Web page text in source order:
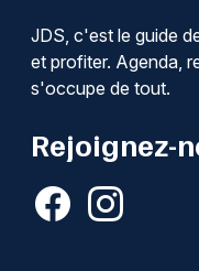
JDS, c'est le guide
et profiter. Agenda,
s'occupe de tout.
Rejoignez-